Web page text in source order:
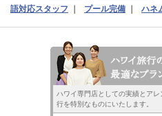
語対応スタッフ ｜ プール完備 ｜ ハネ
ハワイ専門店としての実績とア
行を特別なものにいたします。